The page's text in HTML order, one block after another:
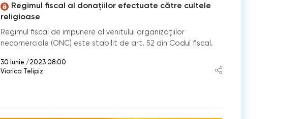
Regimul fiscal al donațiilor efectuate către cultele
religioase
Regimul fiscal de impunere al venitului organizațiilor
necomerciale (ONC) este stabilit de art. 52 din Codul fiscal.
30 Iunie /2023 08:00
Viorica Telipiz